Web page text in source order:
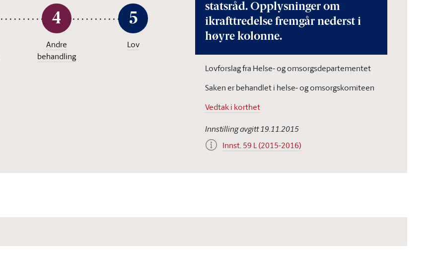
4
Andre
behandling
5
Lov
statsråd. Opplysninger om
ikrafttredelse fremgår nederst i
høyre kolonne.
Lovforslag fra Helse- og omsorgsdepartementet
Saken er behandlet i helse- og omsorgskomiteen
Vedtak i korthet
Innstilling avgitt 19.11.2015
Innst. 59 L (2015-2016)